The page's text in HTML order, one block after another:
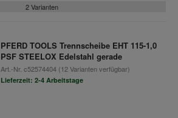
2 Varianten
PFERD TOOLS Trennscheibe EHT 115-1,0
PSF STEELOX Edelstahl gerade
Art.-Nr. c52574404(12 Varianten verfügbar)
Lieferzeit: 2-4 Arbeitstage